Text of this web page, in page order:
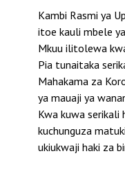
Kambi Rasmi ya
itoe kauli mbele
Mkuu ilitolewa
Pia tunaitaka
Mahakama za
ya mauaji ya
Kwa kuwa serikali
kuchunguza
ukiukwaji haki za